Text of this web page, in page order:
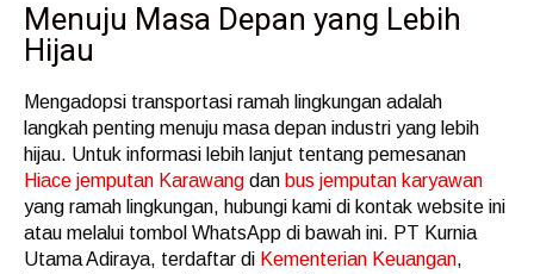
Menuju Masa Depan yang Lebih
Hijau
Mengadopsi transportasi ramah lingkungan adalah
langkah penting menuju masa depan industri yang lebih
hijau. Untuk informasi lebih lanjut tentang pemesanan
Hiace jemputan Karawang dan bus jemputan karyawan
yang ramah lingkungan, hubungi kami di kontak website ini
atau melalui tombol WhatsApp di bawah ini. PT Kurnia
Utama Adiraya, terdaftar di Kementerian Keuangan,